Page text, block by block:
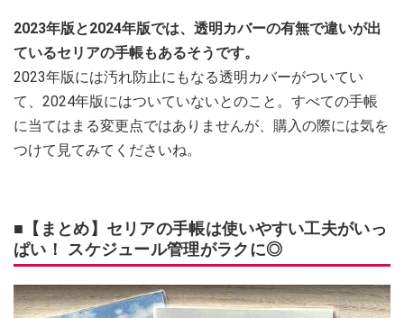
2023年版と2024年版では、透明カバーの有無で違いが出
ているセリアの手帳もあるそうです。
2023年版には汚れ防止にもなる透明カバーがついてい
て、2024年版にはついていないとのこと。すべての手帳
に当てはまる変更点ではありませんが、購入の際には気を
つけて見てみてくださいね。
■【まとめ】セリアの手帳は使いやすい工夫がいっ
ぱい！ スケジュール管理がラクに◎